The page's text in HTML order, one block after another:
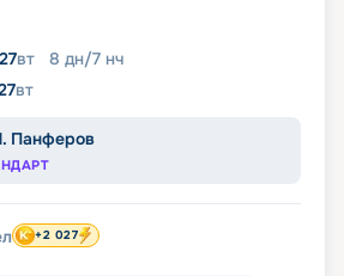
вт 8 дн/7 нч
вт
Панферов
+2 027